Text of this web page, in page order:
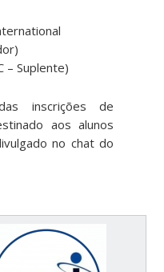
– Suplente)
inscrições de
aos alunos
no chat do